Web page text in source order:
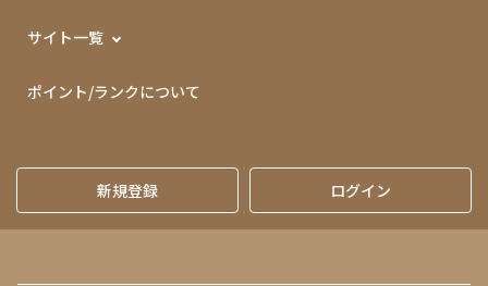
サイト一覧
ポイント/ランクについて
新規登録 ログイン